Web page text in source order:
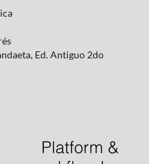
Ed. Antiguo 2do